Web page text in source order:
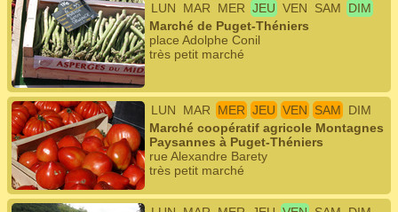
LUN MAR MER JEU VEN SAM
DIM
Marché de Puget-Théniers
place Adolphe Conil
très petit marché
LUN MAR MER JEU VEN SAM
DIM
Marché coopératif agricole Montagnes
Paysannes à Puget-Théniers
rue Alexandre Barety
très petit marché